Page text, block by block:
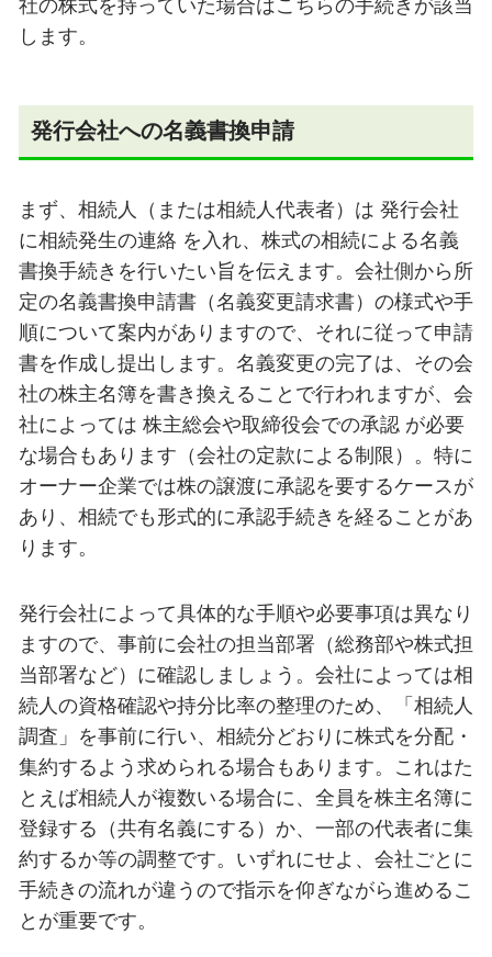
社の株式を持っていた場合はこちらの手続きが該当
します。
発行会社への名義書換申請
まず、相続人（または相続人代表者）は 発行会社
に相続発生の連絡 を入れ、株式の相続による名義
書換手続きを行いたい旨を伝えます。会社側から所
定の名義書換申請書（名義変更請求書）の様式や手
順について案内がありますので、それに従って申請
書を作成し提出します。名義変更の完了は、その会
社の株主名簿を書き換えることで行われますが、会
社によっては 株主総会や取締役会での承認 が必要
な場合もあります（会社の定款による制限）。特に
オーナー企業では株の譲渡に承認を要するケースが
あり、相続でも形式的に承認手続きを経ることがあ
ります。
発行会社によって具体的な手順や必要事項は異なり
ますので、事前に会社の担当部署（総務部や株式担
当部署など）に確認しましょう。会社によっては相
続人の資格確認や持分比率の整理のため、「相続人
調査」を事前に行い、相続分どおりに株式を分配・
集約するよう求められる場合もあります。これはた
とえば相続人が複数いる場合に、全員を株主名簿に
登録する（共有名義にする）か、一部の代表者に集
約するか等の調整です。いずれにせよ、会社ごとに
手続きの流れが違うので指示を仰ぎながら進めるこ
とが重要です。